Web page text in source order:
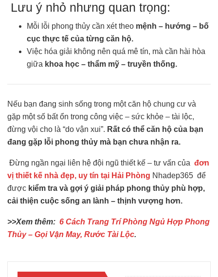
Lưu ý nhỏ nhưng quan trọng:
Mỗi lỗi phong thủy cần xét theo mệnh – hướng – bố
cục thực tế của từng căn hộ.
Việc hóa giải không nên quá mê tín, mà cần hài hòa
giữa khoa học – thẩm mỹ – truyền thống.
Nếu bạn đang sinh sống trong một căn hộ chung cư và
gặp một số bất ổn trong công việc – sức khỏe – tài lộc,
đừng vội cho là “do vận xui”. Rất có thể căn hộ của bạn
đang gặp lỗi phong thủy mà bạn chưa nhận ra.
Đừng ngần ngại liên hệ đội ngũ thiết kế – tư vấn của đơn
vị thiết kế nhà đẹp, uy tín tại Hải Phòng Nhadep365 để
được kiểm tra và gợi ý giải pháp phong thủy phù hợp,
cải thiện cuộc sống an lành – thịnh vượng hơn.
>>Xem thêm: 6 Cách Trang Trí Phòng Ngủ Hợp Phong
Thủy – Gọi Vận May, Rước Tài Lộc.